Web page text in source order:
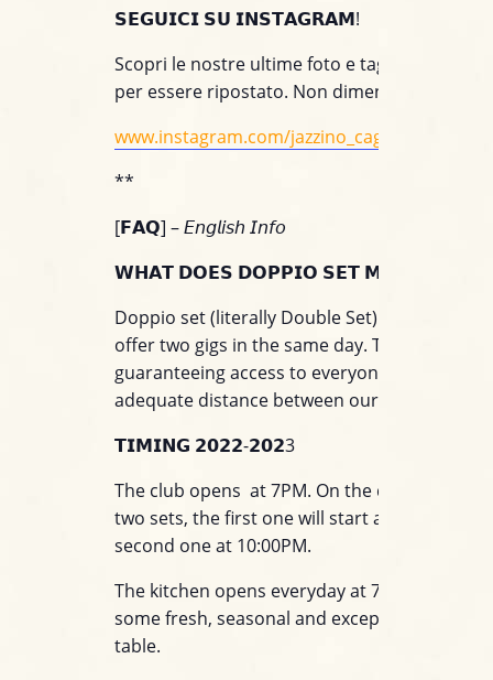
𝗦𝗘𝗚𝗨𝗜𝗖𝗜 𝗦𝗨 𝗜𝗡𝗦𝗧𝗔𝗚𝗥𝗔𝗠!
Scopri le nostre ultime foto e taggaci nei tuoi
per essere ripostato. Non dimenticare di
www.instagram.com/jazzino_cagliari/
**
[𝗙𝗔𝗤] – 𝘌𝘯𝘨𝘭𝘪𝘴𝘩 𝘐𝘯𝘧𝘰
𝗪𝗛𝗔𝗧 𝗗𝗢𝗘𝗦 𝗗𝗢𝗣𝗣𝗜𝗢 𝗦𝗘𝗧 𝗠𝗘𝗔𝗡?
Doppio set (literally Double Set) means we
offer two gigs in the same day. This is for
guaranteeing access to everyone while
adequate distance between our customers.
𝗧𝗜𝗠𝗜𝗡𝗚 𝟮𝟬𝟮𝟮-𝟮𝟬𝟮3
The club opens at 7PM. On the day that
two sets, the first one will start at 7:00 PM
second one at 10:00PM.
The kitchen opens everyday at 7:00PM to
some fresh, seasonal and exceptional food
table.